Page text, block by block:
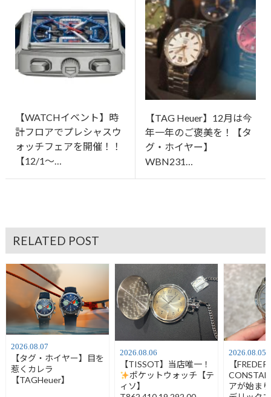
【WATCHイベント】時
計フロアでプレシャスウ
ォッチフェアを開催！！
【12/1〜…
【TAG Heuer】12月は今
年一年のご褒美を！【タ
グ・ホイヤー】
WBN231…
RELATED POST
2026.08.07
【タグ・ホイヤー】目を
惹くカレラ
【TAGHeuer】
2026.08.06
【TISSOT】当店唯一！
ポケットウォッチ【テ
ィソ】
2026.08.05
【
アが始ま